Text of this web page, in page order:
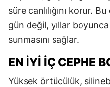
süre canlılığını korur.
gün değil, yıllar
sunmasını sağlar.
EN İYI İÇ CEPHE
Yüksek örtücülük,